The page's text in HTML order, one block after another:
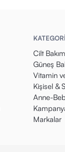
Cilt
Güneş
Vitamin
Kişisel &
Anne-
Markalar